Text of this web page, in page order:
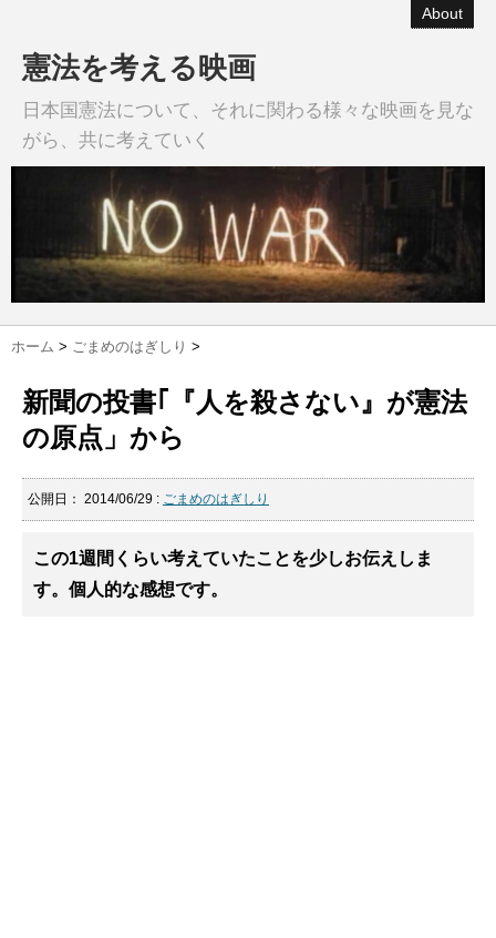
About
憲法を考える映画
日本国憲法について、それに関わる様々な映画を見な
がら、共に考えていく
ホーム > ごまめのはぎしり >
新聞の投書｢『人を殺さない』が憲法
の原点」から
公開日： 2014/06/29 : ごまめのはぎしり
この1週間くらい考えていたことを少しお伝えしま
す。個人的な感想です。